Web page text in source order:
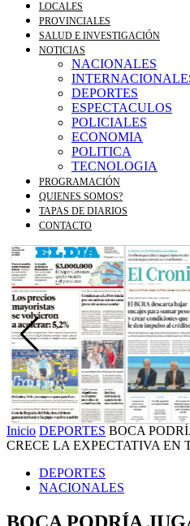
LOCALES
PROVINCIALES
SALUD E INVESTIGACIÓN
NOTICIAS
NACIONALES
DEPORTES
ESPECTACULOS
POLICIALES
ECONOMIA
POLITICA
TECNOLOGIA
PROGRAMACIÓN
QUIENES SOMOS?
TAPAS DE DIARIOS
CONTACTO
Inicio DEPORTES BOCA
CRECE LA EXPECTATIVA EN
DEPORTES
NACIONALES